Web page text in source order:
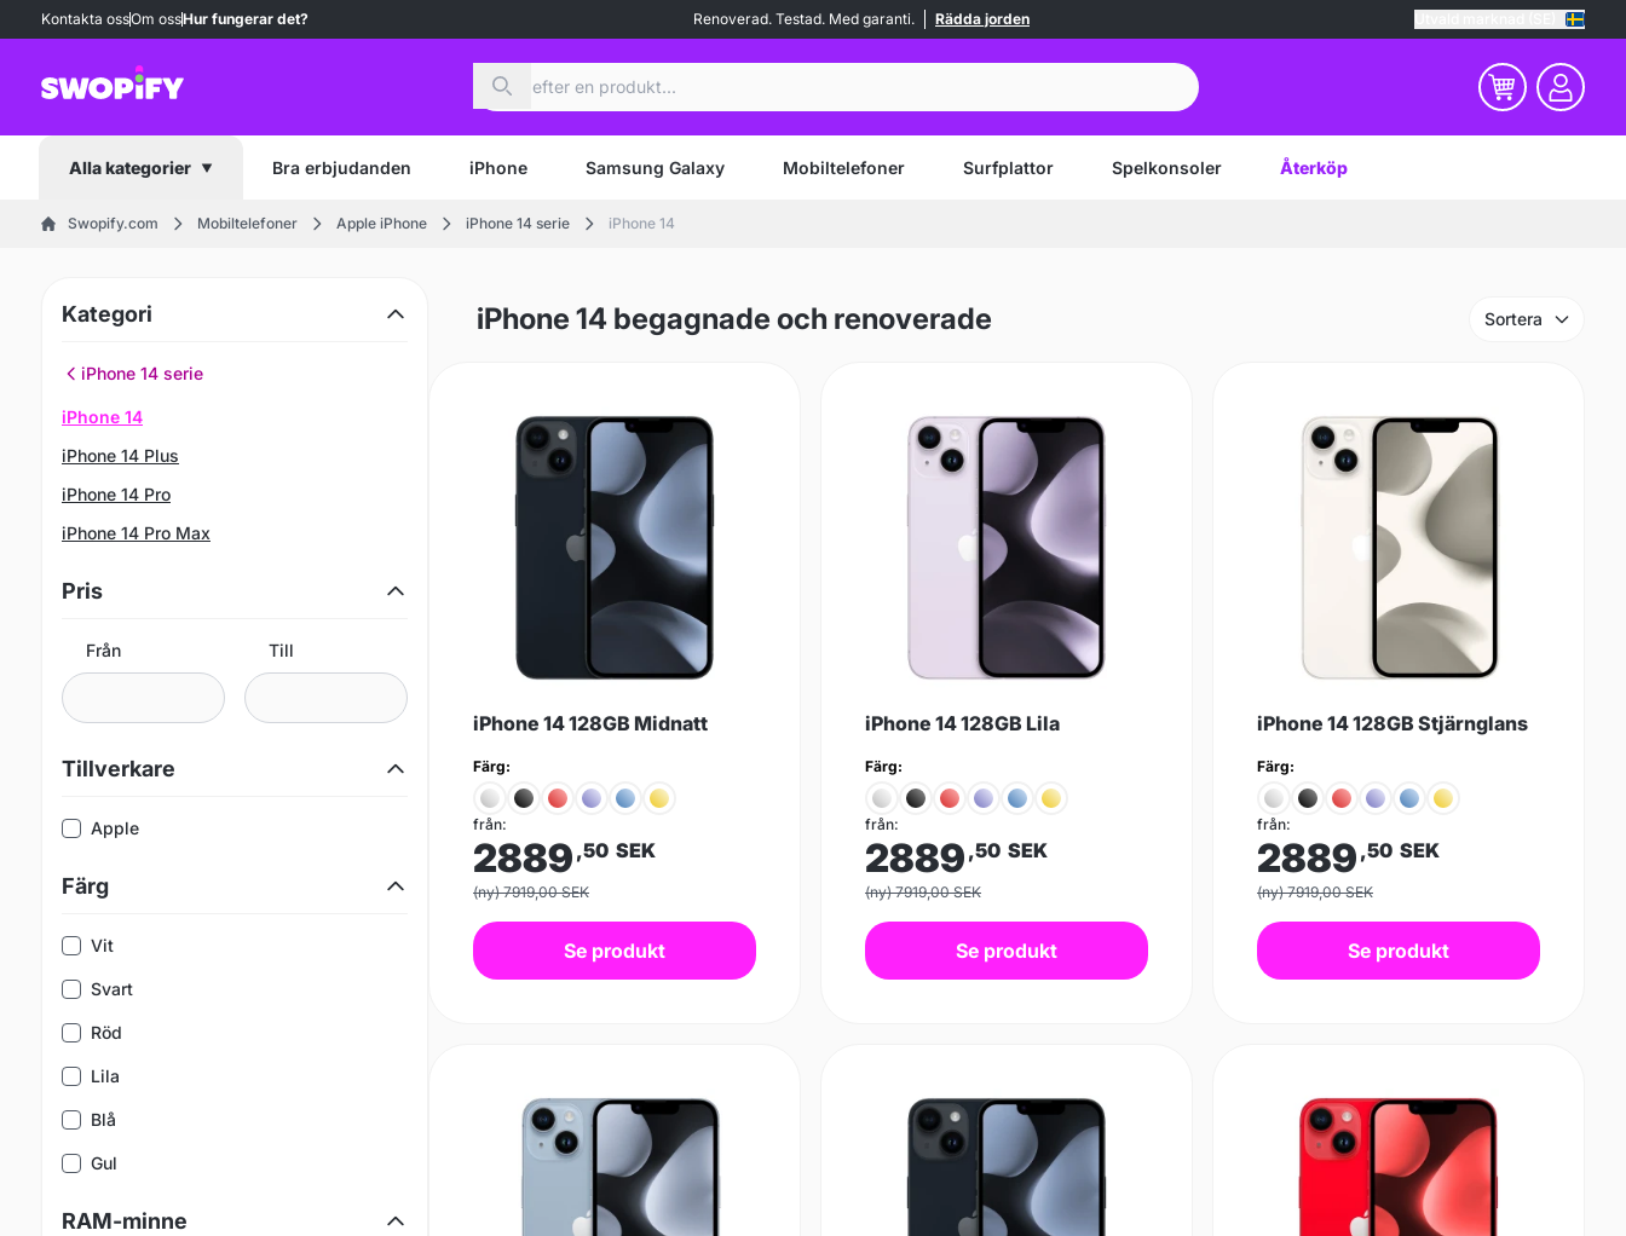
Kontakta ossOm ossHur fungerar det? Renoverad. Testad. Med garanti. Rädda jorden
Alla kategorier Bra erbjudanden iPhone Samsung Galaxy Mobiltelefoner Surfplattor Spelkonsoler Återköp
Swopify.com Mobiltelefoner Apple iPhone iPhone 14 serie iPhone 14
Kategori
iPhone 14 serie
iPhone 14
iPhone 14 Plus
iPhone 14 Pro
iPhone 14 Pro Max
Pris
Från Till
Tillverkare
Apple
Färg
Vit
Svart
Röd
Lila
Blå
Gul
RAM-minne
iPhone 14 begagnade och renoverade Sortera
iPhone 14 128GB Midnatt
Färg:
från:
2889 ,50 SEK
(ny) 7919,00 SEK
Se produkt
iPhone 14 128GB Lila
Färg:
från:
2889 ,50 SEK
(ny) 7919,00 SEK
Se produkt
iPhone 14 128GB Stjärnglans
Färg:
från:
2889 ,50 SEK
(ny) 7919,00 SEK
Se produkt